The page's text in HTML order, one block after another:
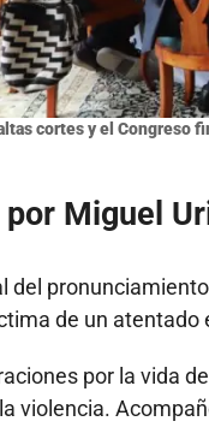
cortes y el Congreso
Miguel
del
de un atentado
por la vida
violencia.